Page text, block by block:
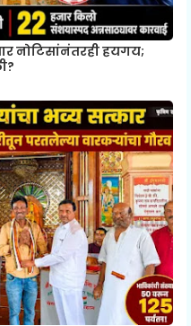
नोटिसांनंतरही हयगय;